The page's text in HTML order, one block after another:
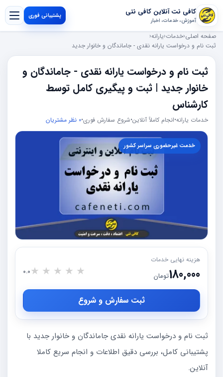
کافی نت آنلاین کافی نتی
آموزش، خدمات، اخبار
پشتیبانی فوری
صفحه اصلی‹خدمات‹یارانه‹
ثبت نام و درخواست یارانه نقدی - جاماندگان و خانوار جدید
ثبت نام و درخواست یارانه نقدی - جاماندگان و
خانوار جدید | ثبت و پیگیری کامل توسط
کارشناس
خدمات یارانه•انجام کاملاً آنلاین•شروع سفارش فوری•0 نظر مشتریان
خدمت غیرحضوری سراسر کشور
هزینه نهایی خدمات
180,000تومان ★
★
★
★
★
0.0
ثبت سفارش و شروع
ثبت نام و درخواست یارانه نقدی جاماندگان و خانوار جدید با
پشتیبانی کامل، بررسی دقیق اطلاعات و انجام سریع کاملا
آنلاین.